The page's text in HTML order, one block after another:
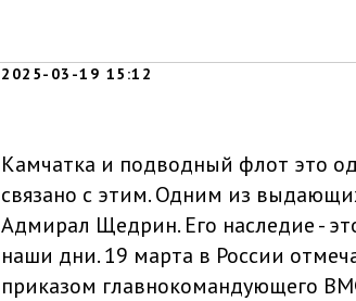
День моряка-
2025-03-19 15:12
Камчатка и подводный флот это
связано с этим. Одним из
Адмирал Щедрин. Его наследие -
наши дни. 19 марта в России
приказом главнокомандующего